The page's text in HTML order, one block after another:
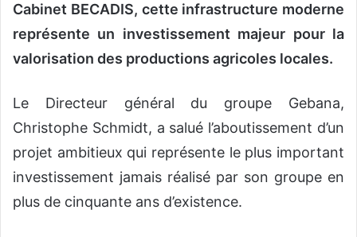
Cabinet BECADIS, cette infrastructure moderne
représente un investissement majeur pour la
valorisation des productions agricoles locales.
Le Directeur général du groupe Gebana,
Christophe Schmidt, a salué l’aboutissement d’un
projet ambitieux qui représente le plus important
investissement jamais réalisé par son groupe en
plus de cinquante ans d’existence.